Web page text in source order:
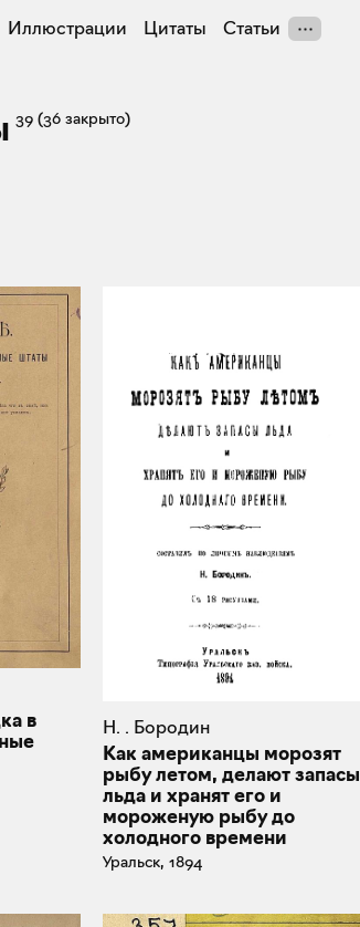
Иллюстрации Цитаты Статьи
39 (36 закрыто)
в
Н. . Бородин
Как американцы морозят
рыбу летом, делают запасы
льда и хранят его и
мороженую рыбу до
холодного времени
Уральск, 1894